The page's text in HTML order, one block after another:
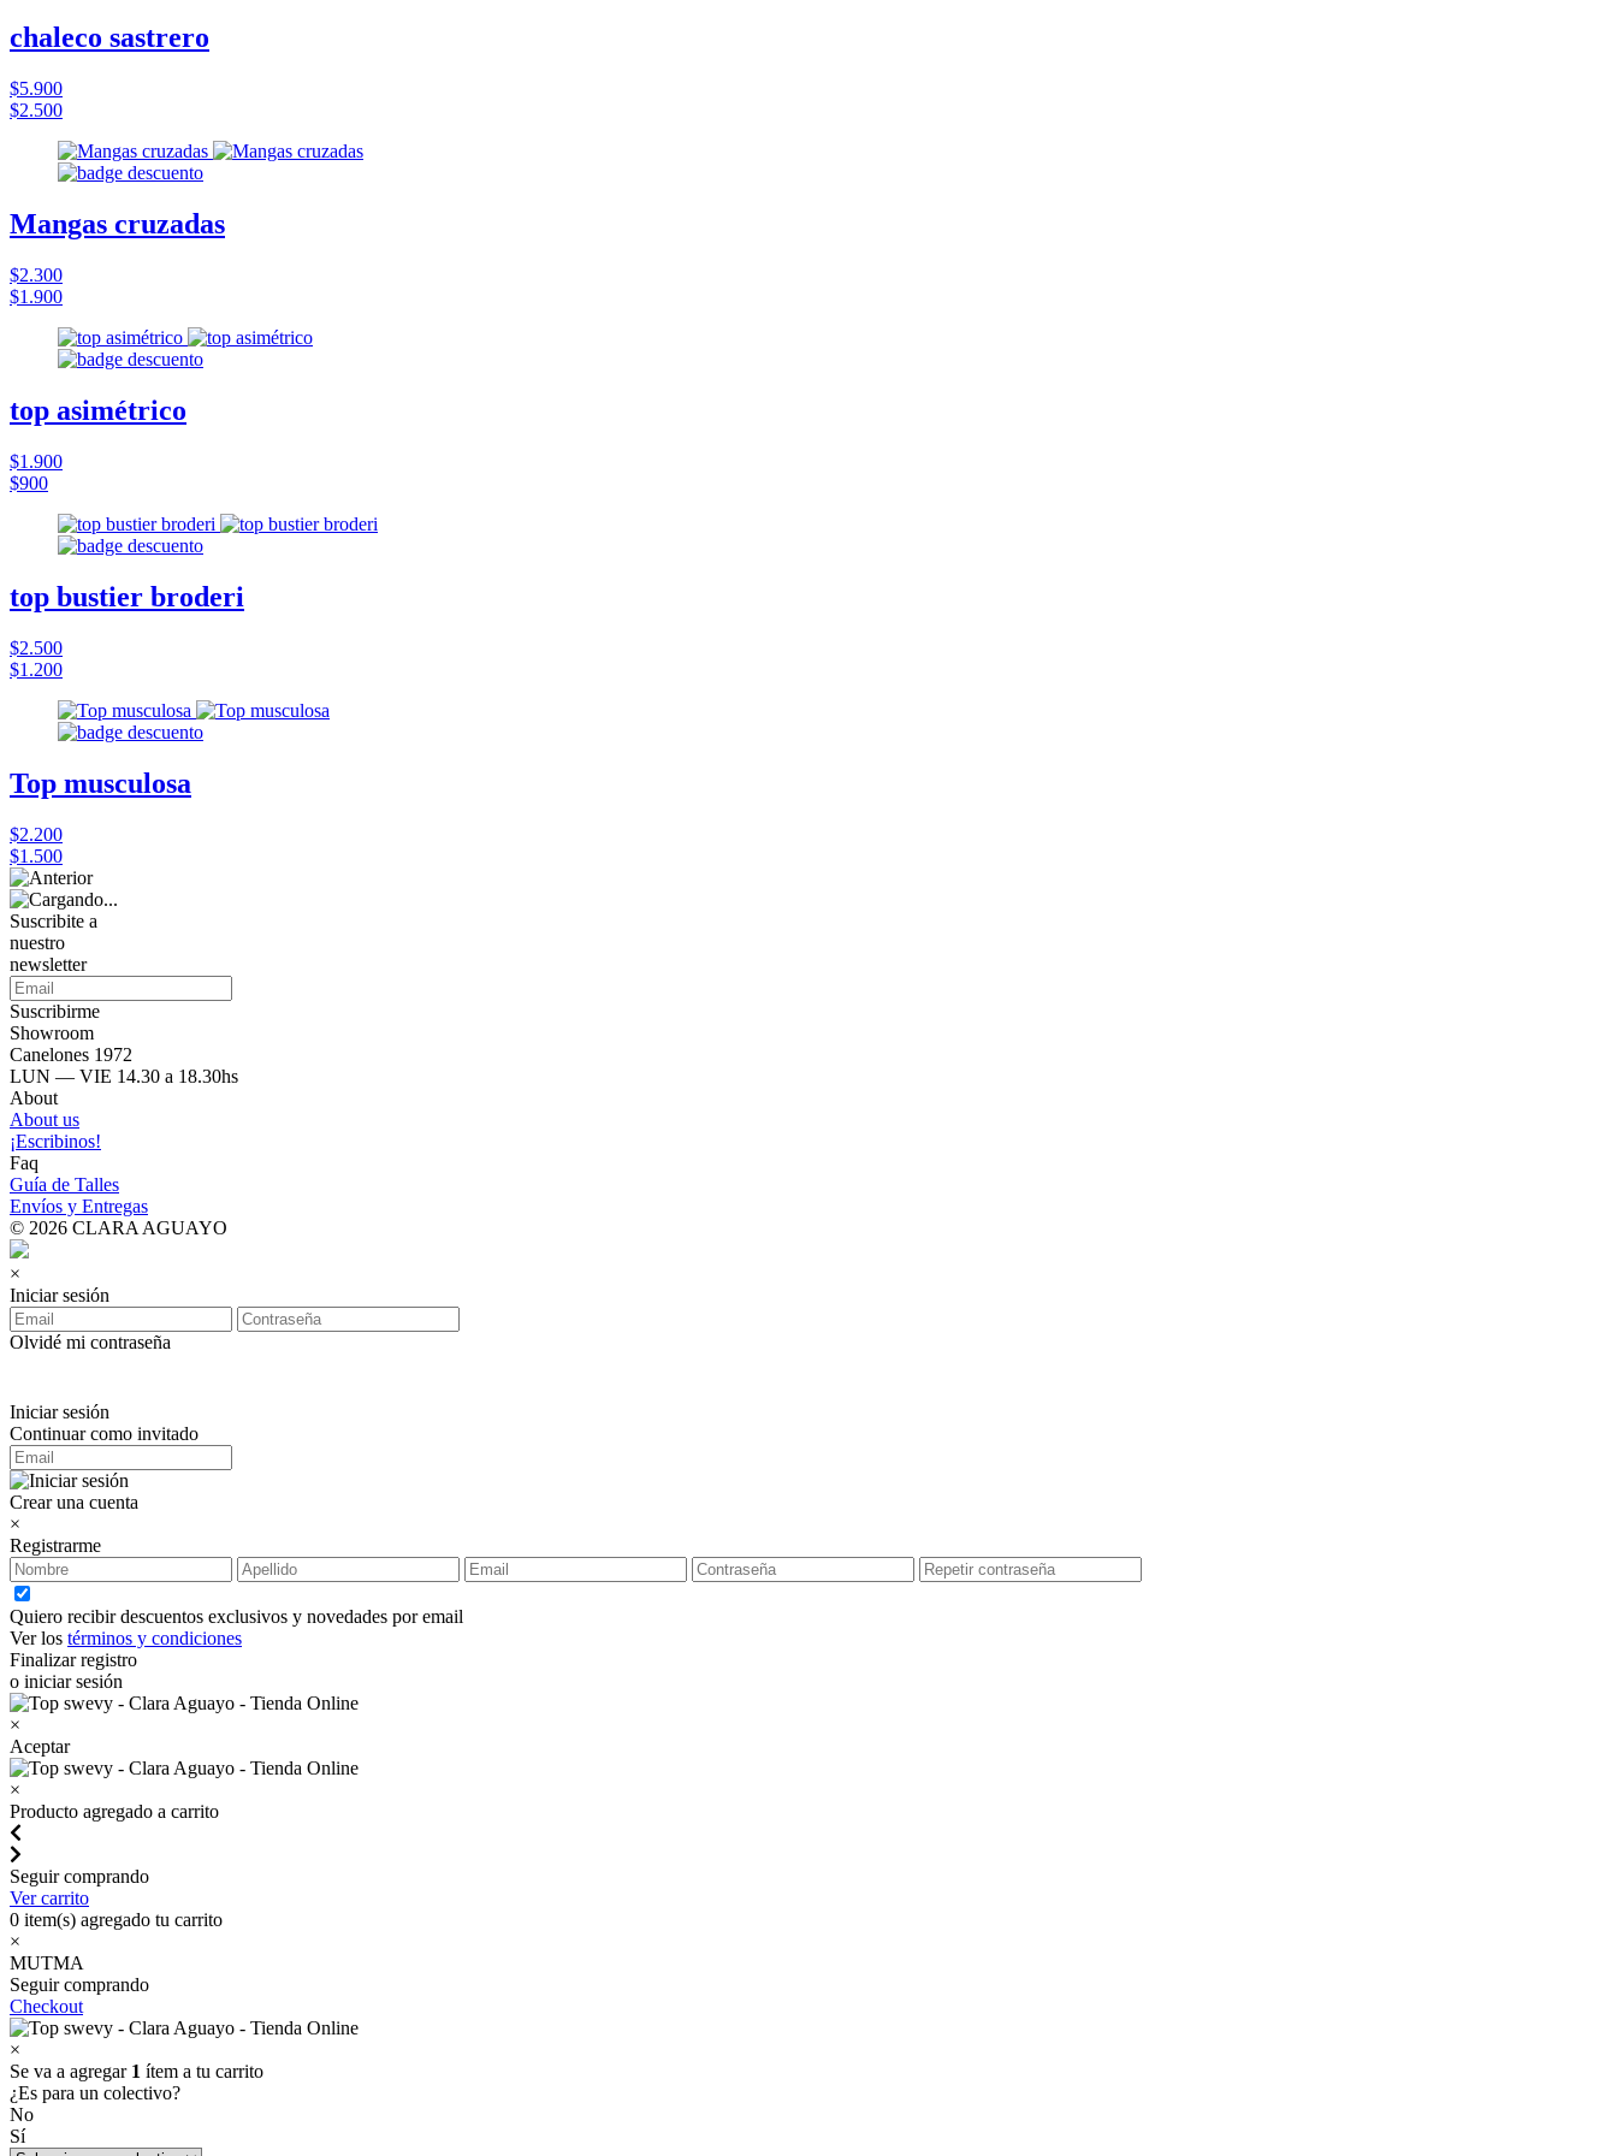
chaleco sastrero
$5.900
$2.500
Mangas cruzadas
$2.300
$1.900
top asimétrico
$1.900
$900
top bustier broderi
$2.500
$1.200
Top musculosa
$2.200
$1.500
Suscribite a
nuestro
newsletter
Suscribirme
Showroom
Canelones 1972
LUN — VIE 14.30 a 18.30hs
About
About us
¡Escribinos!
Faq
Guía de Talles
Envíos y Entregas
© 2026 CLARA AGUAYO
×
Iniciar sesión
Olvidé mi contraseña
Iniciar sesión
Continuar como invitado
Crear una cuenta
×
Registrarme
Quiero recibir descuentos exclusivos y novedades por email
Ver los términos y condiciones
Finalizar registro
o iniciar sesión
×
Aceptar
×
Producto agregado a carrito
Seguir comprando
Ver carrito
0 item(s) agregado tu carrito
×
MUTMA
Seguir comprando
Checkout
×
Se va a agregar 1 ítem a tu carrito
¿Es para un colectivo?
No
Sí